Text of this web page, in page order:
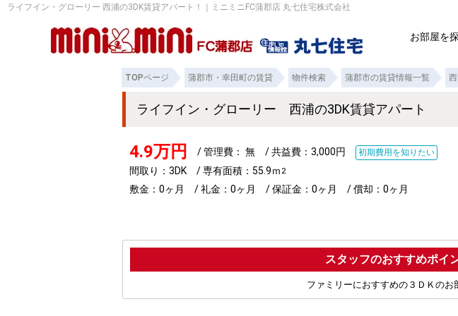
ライフイン・グローリー 西浦の3DK賃貸アパート！｜ミニミニFC蒲郡店 丸七住宅株式会社
お部屋を
TOPページ 蒲郡市・幸田町の賃貸 物件検索 蒲郡市の賃貸情報一覧
ライフイン・グローリー 西浦の3DK賃貸アパート
4.9万円 / 管理費： 無 / 共益費：3,000円 初期費用を知りたい
間取り：3DK / 専有面積：55.9ｍ 2
敷金：0ヶ月 / 礼金：0ヶ月 / 保証金：0ヶ月 / 償却：0ヶ月
ポイ
ファミリーにおすすめの３ＤＫのお